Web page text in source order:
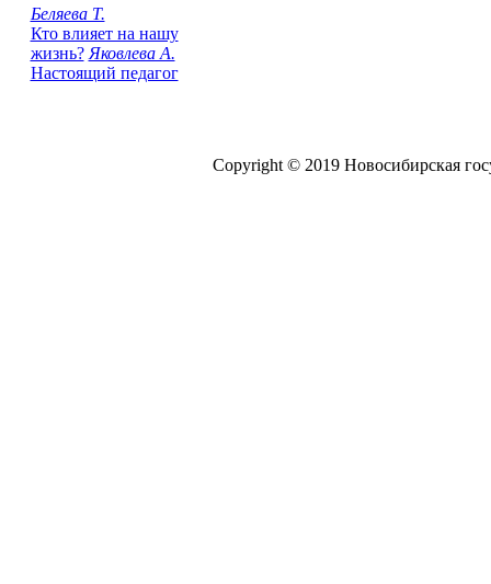
Беляева Т.
Кто влияет на нашу
жизнь? Яковлева А.
Настоящий педагог
Copyright © 2019 Новосибирская